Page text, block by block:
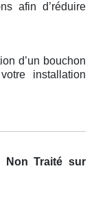
afin d’réduire
d’un bouchon
installation
Non Traité sur